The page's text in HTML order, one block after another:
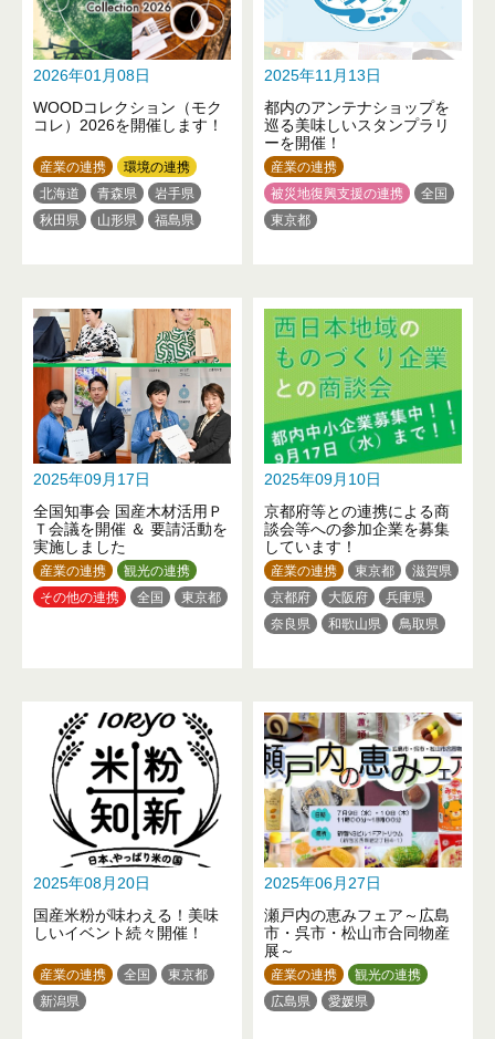
2026年01月08日
WOODコレクション（モク
コレ）2026を開催します！
産業の連携
環境の連携
北海道
青森県
岩手県
秋田県
山形県
福島県
石川県
山梨県
長野県
岐阜県
愛知県
滋賀県
京都府
大阪府
兵庫県
奈良県
和歌山県
鳥取県
岡山県
広島県
徳島県
香川県
愛媛県
高知県
福岡県
熊本県
宮崎県
鹿児島県 沖縄県
2025年11月13日
都内のアンテナショップを
巡る美味しいスタンプラリ
ーを開催！
産業の連携
被災地復興支援の連携
全国
東京都
2025年09月17日
全国知事会 国産木材活用Ｐ
Ｔ会議を開催 ＆ 要請活動を
実施しました
産業の連携
観光の連携
その他の連携
全国 東京都
2025年09月10日
京都府等との連携による商
談会等への参加企業を募集
しています！
産業の連携 東京都
滋賀県
京都府
大阪府
兵庫県
奈良県
和歌山県
鳥取県
2025年08月20日
国産米粉が味わえる！美味
しいイベント続々開催！
産業の連携 全国
東京都
新潟県
2025年06月27日
瀬戸内の恵みフェア～広島
市・呉市・松山市合同物産
展～
産業の連携
観光の連携
広島県
愛媛県